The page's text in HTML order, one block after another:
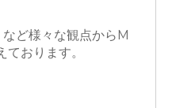
ど様々な観点からM
おります。